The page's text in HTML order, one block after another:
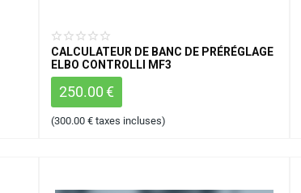
CALCULATEUR DE BANC DE PRÉRÉGLAGE
ELBO CONTROLLI MF3
250.00€
(300.00 €taxes incluses)